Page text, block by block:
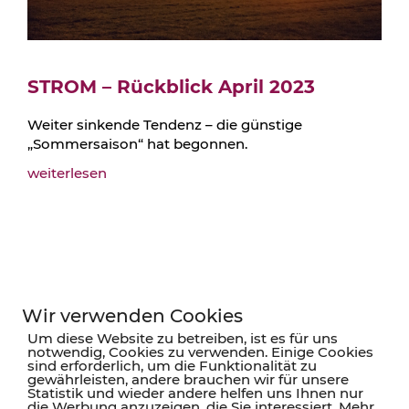
STROM – Rückblick April 2023
Weiter sinkende Tendenz – die günstige
„Sommersaison“ hat begonnen.
weiterlesen
KORANIS Purchasing Solutions
Südwestpark 37-41
Wir verwenden Cookies
Um diese Website zu betreiben, ist es für uns
notwendig, Cookies zu verwenden. Einige Cookies
sind erforderlich, um die Funktionalität zu
gewährleisten, andere brauchen wir für unsere
Statistik und wieder andere helfen uns Ihnen nur